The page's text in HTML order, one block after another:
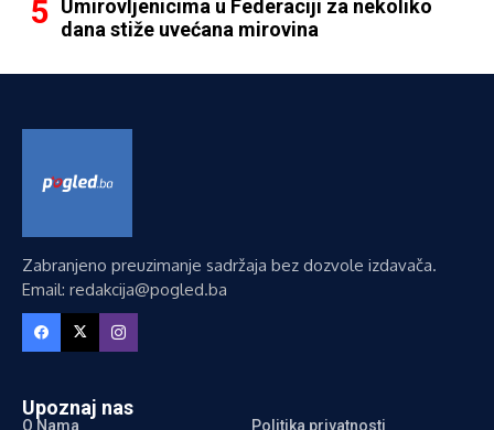
Umirovljenicima u Federaciji za nekoliko
dana stiže uvećana mirovina
Zabranjeno preuzimanje sadržaja bez dozvole izdavača.
Email: redakcija@pogled.ba
Upoznaj nas
O Nama Politika privatnosti